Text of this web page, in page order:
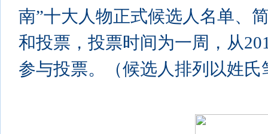
南”十大人物正式候选人名单、
和投票，投票时间为一周，从
参与投票。（候选人排列以姓氏